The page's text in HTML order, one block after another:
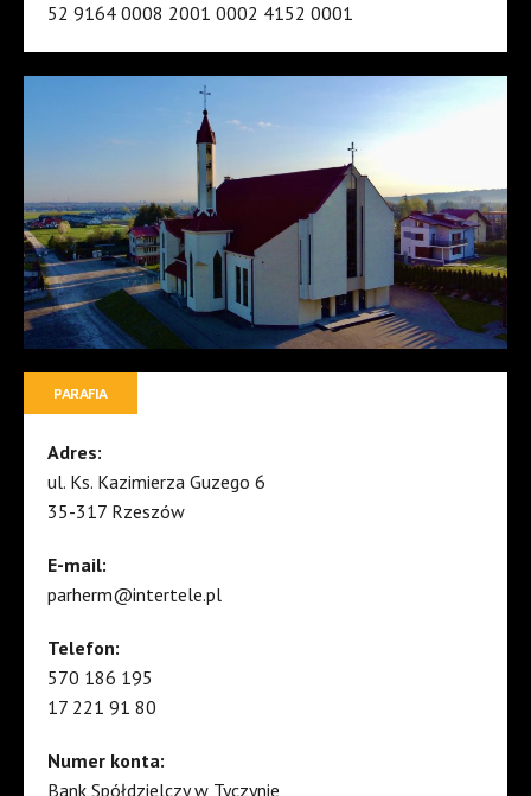
52 9164 0008 2001 0002 4152 0001
PARAFIA
Adres:
ul. Ks. Kazimierza Guzego 6
35-317 Rzeszów
E-mail:
parherm@intertele.pl
Telefon:
570 186 195
17 221 91 80
Numer konta:
Bank Spółdzielczy w Tyczynie